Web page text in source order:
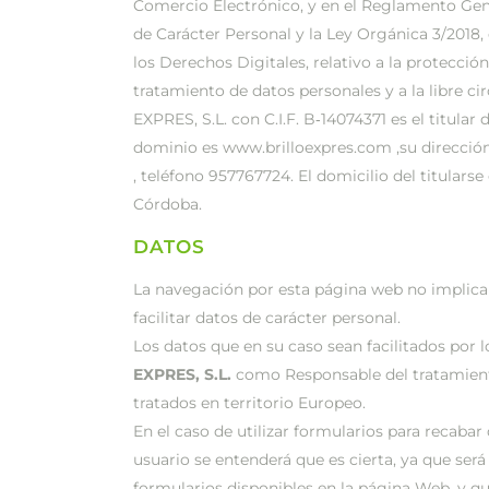
Comercio Electrónico, y en el Reglamento
de Carácter Personal y la Ley Orgánica 3/
los Derechos Digitales, relativo a la
tratamiento de datos personales y a la libre
EXPRES, S.L. con C.I.F. B‐14074371 es el
dominio es www.brilloexpres.com ,su
, teléfono 957767724. El domicilio del titularse
Córdoba.
DATOS
La navegación por esta página web no
facilitar datos de carácter personal.
Los datos que en su caso sean facilitados por
EXPRES, S.L. como Responsable del
tratados en territorio Europeo.
En el caso de utilizar formularios para
usuario se entenderá que es cierta, ya que